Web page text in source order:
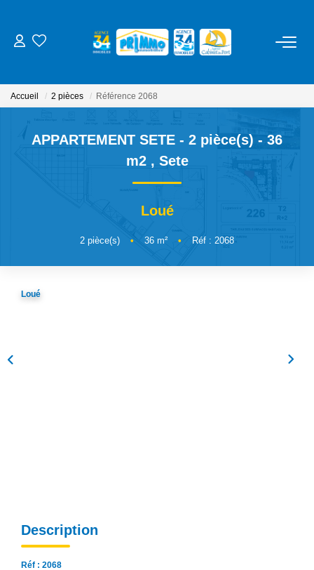
ESTIMER
Accueil 2 pièces Référence 2068
APPARTEMENT SETE - 2 pièce(s) - 36
m2 , Sete
Loué
2 pièce(s) • 36 m² • Réf : 2068
Loué
Description
Réf : 2068